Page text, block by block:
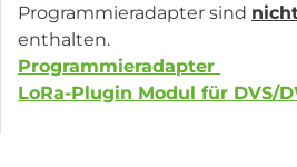
Programmieradapter sind
enthalten.
Programmieradapter
LoRa-Plugin Modul für DVS/